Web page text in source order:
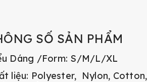
SỐ SẢN PHẨM
Dáng /Form: S/M/L/XL
liệu: Polyester, Nylon, Cotton,